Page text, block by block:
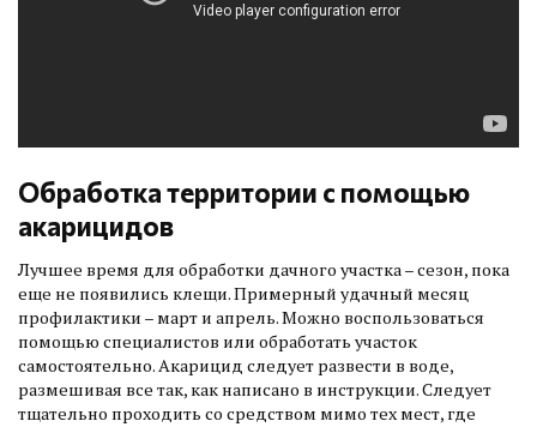
Обработка территории с помощью
акарицидов
Лучшее время для обработки дачного участка – сезон, пока
еще не появились клещи. Примерный удачный месяц
профилактики – март и апрель. Можно воспользоваться
помощью специалистов или обработать участок
самостоятельно. Акарицид следует развести в воде,
размешивая все так, как написано в инструкции. Следует
тщательно проходить со средством мимо тех мест, где